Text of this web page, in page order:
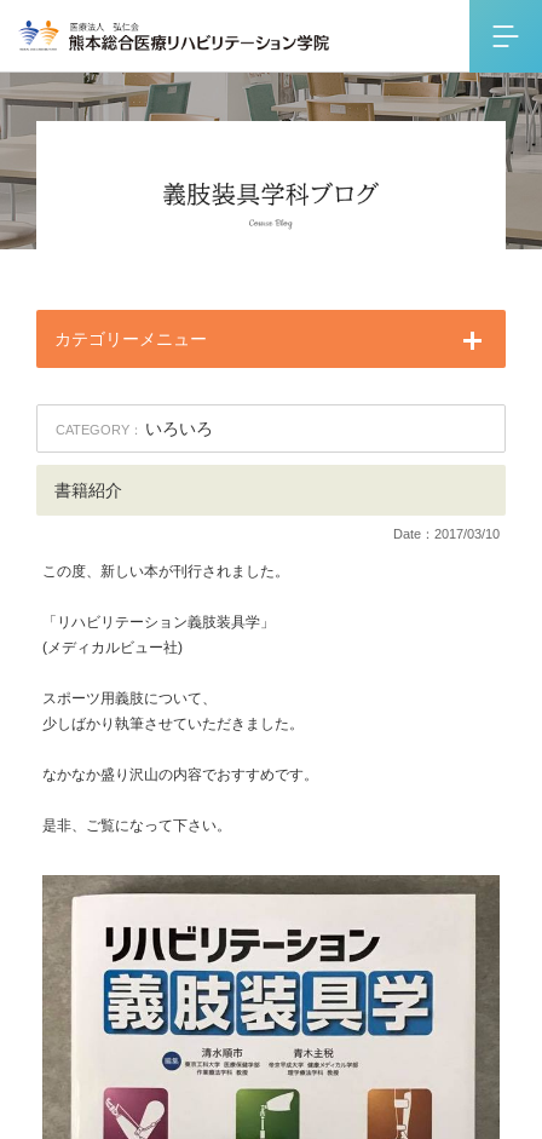
カテゴリーメニュー
CATEGORY： いろいろ
書籍紹介
Date：2017/03/10
この度、新しい本が刊行されました。
「リハビリテーション義肢装具学」
(メディカルビュー社)
スポーツ用義肢について、
少しばかり執筆させていただきました。
なかなか盛り沢山の内容でおすすめです。
是非、ご覧になって下さい。